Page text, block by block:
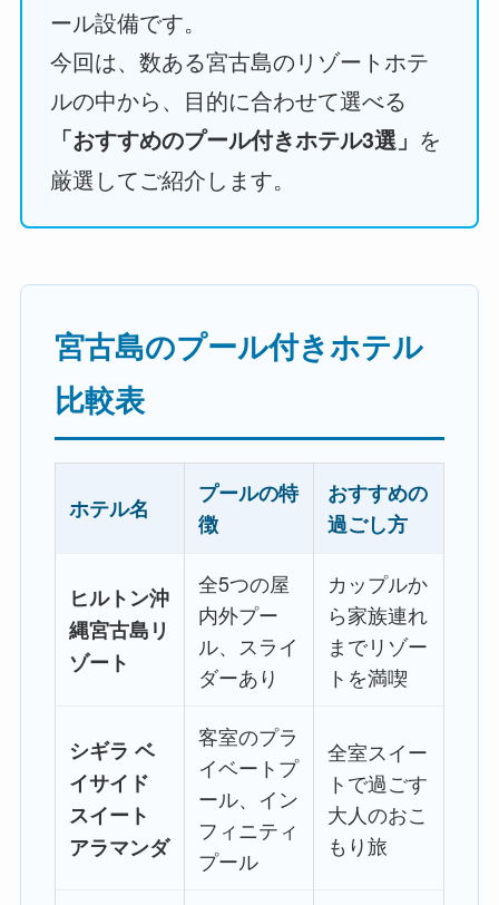
ール設備です。
今回は、数ある宮古島のリゾートホテ
ルの中から、目的に合わせて選べる
「おすすめのプール付きホテル3選」 を
厳選してご紹介します。
宮古島のプール付きホテル
比較表
ホテル名
プールの特
徴
おすすめの
過ごし方
ヒルトン沖
縄宮古島リ
ゾート
全5つの屋
内外プー
ル、スライ
ダーあり
カップルか
ら家族連れ
までリゾー
トを満喫
シギラ ベ
イサイド
スイート
アラマンダ
客室のプラ
イベートプ
ール、イン
フィニティ
プール
全室スイー
トで過ごす
大人のおこ
もり旅